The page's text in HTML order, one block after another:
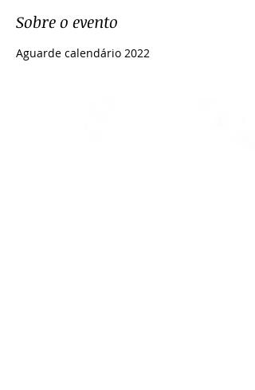
Sobre o evento
Aguarde calendário 2022